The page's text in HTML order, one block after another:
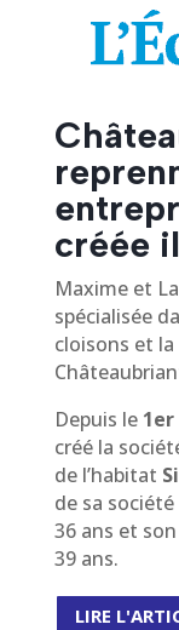
créée
Maxime et
spécialisée
cloisons et
Depuis le
créé la
de l’habitat
de sa société
36 ans et
39 ans.
LIRE